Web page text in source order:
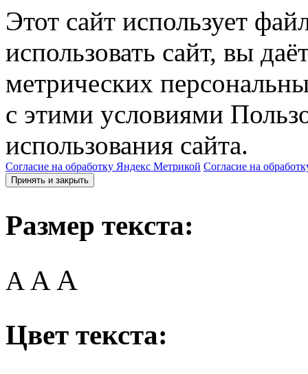
Этот сайт использует
использовать сайт, вы
метрических
с этими условиями
использования сайта.
Согласие на обработку Яндекс Метрикой Согласие на
Принять и закрыть
Размер текста:
A AA
Цвет текста: